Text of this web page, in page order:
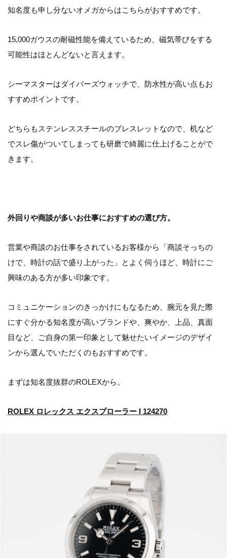
知名度も申し分ないオメガからはこちらがおすすめです。
15,000ガウスの耐磁性能を備えているため、磁気帯びをする
可能性はほとんどないと言えます。
シーマスターはダイバーズウォッチで、防水性が高い点もお
すすめポイントです。
どちらもステンレススチールのブレスレットなので、机など
でスレ傷がついてしまっても研磨で綺麗に仕上げることがで
きます。
外回りや商談が多いお仕事におすすめの選び方。
営業や商談のお仕事をされているお客様から「商談そっちの
けで、時計の話で盛り上がった」とよく伺うほど、時計にご
興味のある方が多い印象です。
コミュニケーションのきっかけにもなるため、腕元を見た際
にすぐ分かる知名度が高いブランドや、爽やか、上品、真面
目など、ご自身の第一印象として魅せたいイメージのデザイ
ンから選んでいただくのもおすすめです。
まずは知名度抜群のROLEXから。
ROLEX ロレックス エクスプローラー I 124270